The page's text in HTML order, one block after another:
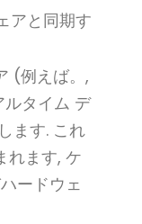
アと同期す
(例えば。,
タイム デ
ます. これ
れます, ケ
ードウェ